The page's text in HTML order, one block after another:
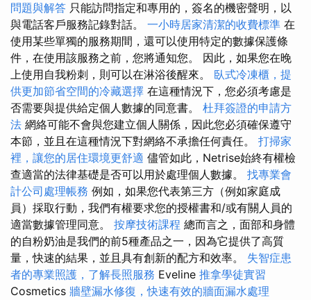
問題與解答 只能訪問指定和專用的，簽名的機密聲明，以
與電話客戶服務記錄對話。 一小時居家清潔的收費標準 在
使用某些單獨的服務期間，還可以使用特定的數據保護條
件，在使用該服務之前，您將通知您。 因此，如果您在晚
上使用自我粉刺，則可以在淋浴後醒來。 臥式冷凍櫃，提
供更加節省空間的冷藏選擇 在這種情況下，您必須考慮是
否需要與提供給定個人數據的同意書。 杜拜簽證的申請方
法 網絡可能不會與您建立個人關係，因此您必須確保遵守
本節，並且在這種情況下對網絡不承擔任何責任。 打掃家
裡，讓您的居住環境更舒適 儘管如此，Netrise始終有權檢
查適當的法律基礎是否可以用於處理個人數據。 找專業會
計公司處理帳務 例如，如果您代表第三方（例如家庭成
員）採取行動，我們有權要求您的授權書和/或有關人員的
適當數據管理同意。 按摩技術課程 總而言之，面部和身體
的自粉奶油是我們的前5種產品之一，因為它提供了高質
量，快速的結果，並且具有創新的配方和效率。 失智症患
者的專業照護，了解長照服務 Eveline 推拿學徒實習
Cosmetics 牆壁漏水修復，快速有效的牆面漏水處理